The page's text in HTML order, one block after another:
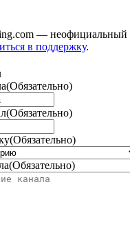
— неофициальный
в поддержку.
(Обязательно)
(Обязательно)
(Обязательно)
(Обязательно)